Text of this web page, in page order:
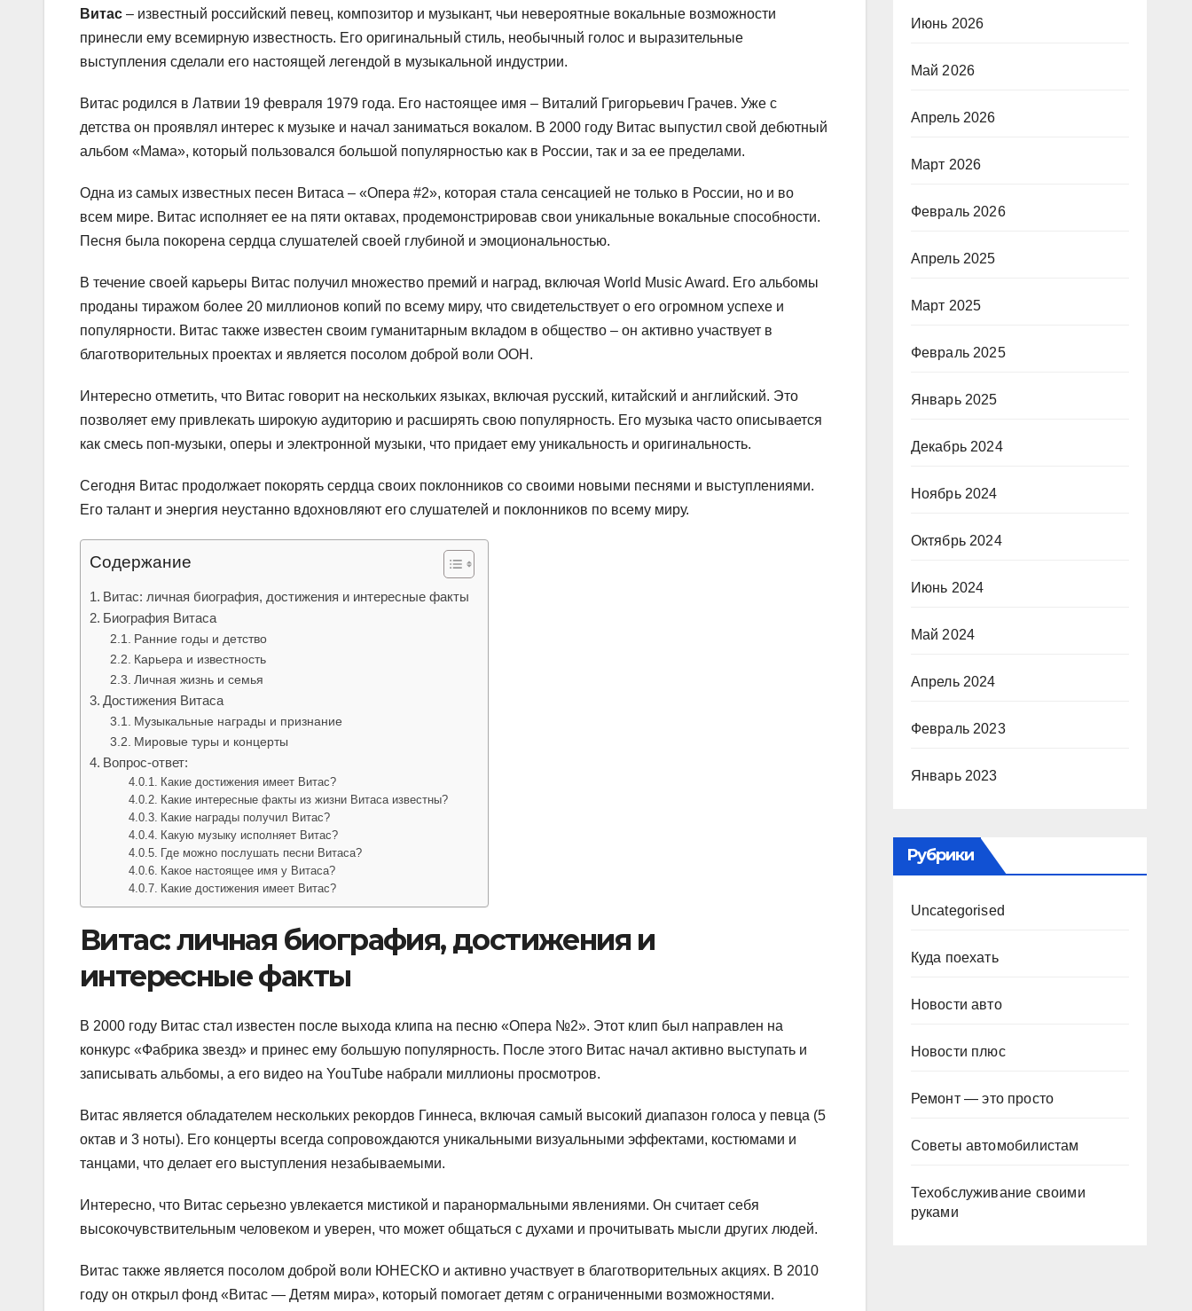
Витас – известный российский певец, композитор и музыкант, чьи невероятные вокальные возможности
принесли ему всемирную известность. Его оригинальный стиль, необычный голос и выразительные
выступления сделали его настоящей легендой в музыкальной индустрии.
Витас родился в Латвии 19 февраля 1979 года. Его настоящее имя – Виталий Григорьевич Грачев. Уже с
детства он проявлял интерес к музыке и начал заниматься вокалом. В 2000 году Витас выпустил свой дебютный
альбом «Мама», который пользовался большой популярностью как в России, так и за ее пределами.
Одна из самых известных песен Витаса – «Опера #2», которая стала сенсацией не только в России, но и во
всем мире. Витас исполняет ее на пяти октавах, продемонстрировав свои уникальные вокальные способности.
Песня была покорена сердца слушателей своей глубиной и эмоциональностью.
В течение своей карьеры Витас получил множество премий и наград, включая World Music Award. Его альбомы
проданы тиражом более 20 миллионов копий по всему миру, что свидетельствует о его огромном успехе и
популярности. Витас также известен своим гуманитарным вкладом в общество – он активно участвует в
благотворительных проектах и является посолом доброй воли ООН.
Интересно отметить, что Витас говорит на нескольких языках, включая русский, китайский и английский. Это
позволяет ему привлекать широкую аудиторию и расширять свою популярность. Его музыка часто описывается
как смесь поп-музыки, оперы и электронной музыки, что придает ему уникальность и оригинальность.
Сегодня Витас продолжает покорять сердца своих поклонников со своими новыми песнями и выступлениями.
Его талант и энергия неустанно вдохновляют его слушателей и поклонников по всему миру.
Содержание
Витас: личная биография, достижения и интересные факты
Биография Витаса
Ранние годы и детство
Карьера и известность
Личная жизнь и семья
Достижения Витаса
Музыкальные награды и признание
Мировые туры и концерты
Вопрос-ответ:
Какие достижения имеет Витас?
Какие интересные факты из жизни Витаса известны?
Какие награды получил Витас?
Какую музыку исполняет Витас?
Где можно послушать песни Витаса?
Какое настоящее имя у Витаса?
Какие достижения имеет Витас?
Витас: личная биография, достижения и
интересные факты
В 2000 году Витас стал известен после выхода клипа на песню «Опера №2». Этот клип был направлен на
конкурс «Фабрика звезд» и принес ему большую популярность. После этого Витас начал активно выступать и
записывать альбомы, а его видео на YouTube набрали миллионы просмотров.
Витас является обладателем нескольких рекордов Гиннеса, включая самый высокий диапазон голоса у певца (5
октав и 3 ноты). Его концерты всегда сопровождаются уникальными визуальными эффектами, костюмами и
танцами, что делает его выступления незабываемыми.
Интересно, что Витас серьезно увлекается мистикой и паранормальными явлениями. Он считает себя
высокочувствительным человеком и уверен, что может общаться с духами и прочитывать мысли других людей.
Витас также является посолом доброй воли ЮНЕСКО и активно участвует в благотворительных акциях. В 2010
году он открыл фонд «Витас — Детям мира», который помогает детям с ограниченными возможностями.
Июнь 2026
Май 2026
Апрель 2026
Март 2026
Февраль 2026
Апрель 2025
Март 2025
Февраль 2025
Январь 2025
Декабрь 2024
Ноябрь 2024
Октябрь 2024
Июнь 2024
Май 2024
Апрель 2024
Февраль 2023
Январь 2023
Рубрики
Uncategorised
Куда поехать
Новости авто
Новости плюс
Ремонт — это просто
Советы автомобилистам
Техобслуживание своими
руками